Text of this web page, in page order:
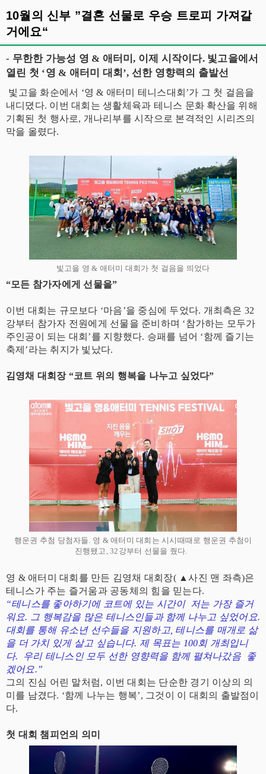
10월의 신부 ”결혼 선물로 우승 트로피 가져갈
거에요“
- 무한한 가능성 영 & 애터미, 이제 시작이다. 빛고을에서
열린 첫 ‘영 & 애터미 대회’, 선한 영향력의 출발선
빛고을 화순에서 ‘영 & 애터미 테니스대회’가 그 첫 걸음을
내디뎠다. 이번 대회는 생활체육과 테니스 문화 확산을 위해
기획된 첫 행사로, 개나리부를 시작으로 본격적인 시리즈의
막을 올렸다.
빛고을 영 & 애터미 대회가 첫 걸음을 띄었다
“모든 참가자에게 선물을”
이번 대회는 규모보다 ‘마음’을 중심에 두었다. 개최측은 32
강부터 참가자 전원에게 선물을 준비하며 ‘참가하는 모두가
주인공이 되는 대회’를 지향했다. 승패를 넘어 ‘함께 즐기는
축제’라는 취지가 빛났다.
김영채 대회장 “코트 위의 행복을 나누고 싶었다”
행운권 추첨 당첨자들. 영 & 애터미 대회는 시시때때로 행운권 추첨이
진행됐고, 32강부터 선물을 줬다.
영 & 애터미 대회를 만든 김영채 대회장( ▲사진 맨 좌측)은
테니스가 주는 즐거움과 공동체의 힘을 믿는다.
“테니스를 좋아하기에 코트에 있는 시간이 저는 가장 즐거
워요. 그 행복감을 많은 테니스인들과 함께 나누고 싶었어요.
대회를 통해 유소년 선수들을 지원하고, 테니스를 매개로 삶
을 더 가치 있게 살고 싶습니다. 제 목표는 100회 개최입니
다. 우리 테니스인 모두 선한 영향력을 함께 펼쳐나갔음 좋
겠어요.”
그의 진심 어린 말처럼, 이번 대회는 단순한 경기 이상의 의
미를 남겼다. ‘함께 나누는 행복’, 그것이 이 대회의 출발점이
다.
첫 대회 챔피언의 의미